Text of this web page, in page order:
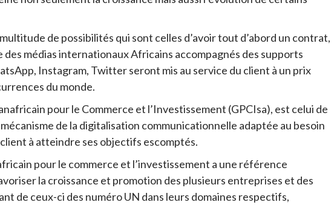
de possibilités qui sont celles d’avoir tout d’abord un contrat,
des médias internationaux Africains accompagnés des supports
Instagram, Twitter seront mis au service du client à un prix
du monde.
pour le Commerce et l’Investissement (GPCIsa), est celui de
de la digitalisation communicationnelle adaptée au besoin
à atteindre ses objectifs escomptés.
pour le commerce et l’investissement a une référence
la croissance et promotion des plusieurs entreprises et des
de ceux-ci des numéro UN dans leurs domaines respectifs,